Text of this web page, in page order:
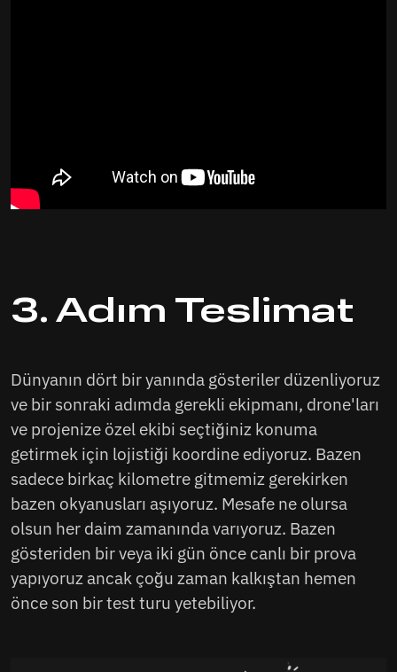
3. Adım Teslimat
Dünyanın dört bir yanında gösteriler düzenliyoruz
ve bir sonraki adımda gerekli ekipmanı, drone'ları
ve projenize özel ekibi seçtiğiniz konuma
getirmek için lojistiği koordine ediyoruz. Bazen
sadece birkaç kilometre gitmemiz gerekirken
bazen okyanusları aşıyoruz. Mesafe ne olursa
olsun her daim zamanında varıyoruz. Bazen
gösteriden bir veya iki gün önce canlı bir prova
yapıyoruz ancak çoğu zaman kalkıştan hemen
önce son bir test turu yetebiliyor.